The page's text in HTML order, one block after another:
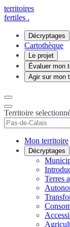
territoires
fertiles .
Décryptages
Cartothèque
Le projet
Évaluer mon
Agir sur mon
Territoire
Mon territoire
Décryptages
Terres